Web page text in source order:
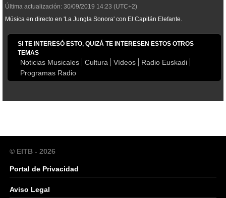
Última actualización: 30/09/2019 14:23 (UTC+2)
Música en directo en 'La Jungla Sonora' con El Capitán Elefante.
SI TE INTERESÓ ESTO, QUIZÁ TE INTERESEN ESTOS OTROS
TEMAS
Noticias Musicales Cultura Vídeos
Radio Euskadi
Programas Radio
© EITB - 2026
Portal de Privacidad
Aviso Legal